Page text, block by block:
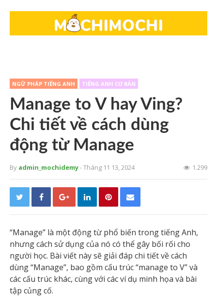
NGỮ PHÁP TIẾNG ANH TIẾNG ANH CƠ BẢN
Manage to V hay Ving?
Chi tiết về cách dùng
động từ Manage
By admin_mochidemy- Tháng 11 13, 2024 1.299
“Manage” là một động từ phổ biến trong tiếng Anh,
nhưng cách sử dụng của nó có thể gây bối rối cho
người học. Bài viết này sẽ giải đáp chi tiết về cách
dùng “Manage”, bao gồm cấu trúc “manage to V” và
các cấu trúc khác, cùng với các ví dụ minh họa và bài
tập củng cố.